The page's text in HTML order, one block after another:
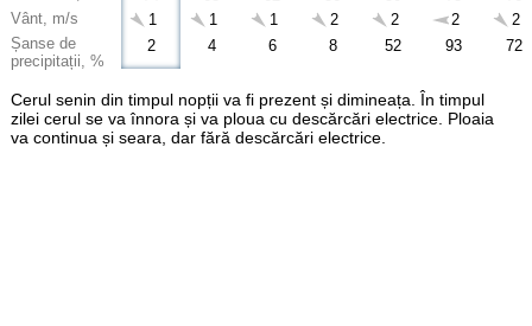
Vânt, m/s
Șanse de
precipitații, %
1
2
1
4
1
6
2
8
2
52
2
93
2
72
Cerul senin din timpul nopții va fi prezent și dimineața. În timpul
zilei cerul se va înnora și va ploua cu descărcări electrice. Ploaia
va continua și seara, dar fără descărcări electrice.